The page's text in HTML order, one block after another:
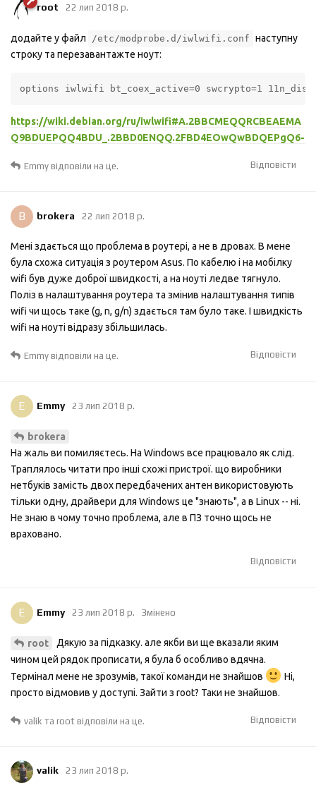
root 22 лип 2018 р.
додайте у файл /etc/modprobe.d/iwlwifi.conf наступну
строку та перезавантажте ноут:
options iwlwifi bt_coex_active=0 swcrypto=1
https://wiki.debian.org/ru/iwlwifi#A.2BBCMEQQRCBEAEMA
Q9BDUEPQQ4BDU_.2BBD0ENQQ.2FBD4EOwQwBDQEPgQ6-
Відповісти
Emmy відповіли на це.
B brokera 22 лип 2018 р.
Мені здається що проблема в роутері, а не в дровах. В мене
була схожа ситуація з роутером Asus. По кабелю і на мобілку
wifi був дуже доброї швидкості, а на ноуті ледве тягнуло.
Поліз в налаштування роутера та змінив налаштування типів
wifi чи щось таке (g, n, g/n) здається там було таке. І швидкість
wifi на ноуті відразу збільшилась.
Відповісти
Emmy відповіли на це.
E Emmy 23 лип 2018 р.
brokera
На жаль ви помиляєтесь. На Windows все працювало як слід.
Траплялось читати про інші схожі пристрої. що виробники
нетбуків замість двох передбачених антен використовують
тільки одну, драйвери для Windows це "знають", а в Linux -- ні.
Не знаю в чому точно проблема, але в ПЗ точно щось не
враховано.
Відповісти
E Emmy 23 лип 2018 р. Змінено
root
Дякую за підказку. але якби ви ще вказали яким
чином цей рядок прописати, я була б особливо вдячна.
Термінал мене не зрозумів, такої команди не знайшов
Ні,
просто відмовив у доступі. Зайти з root? Таки не знайшов.
Відповісти
valik та root відповіли на це.
valik 23 лип 2018 р.